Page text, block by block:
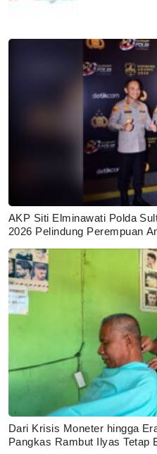
AKP Siti Elminawati Polda
2026 Pelindung Perempuan
Dari Krisis Moneter hingga
Pangkas Rambut Ilyas Tetap